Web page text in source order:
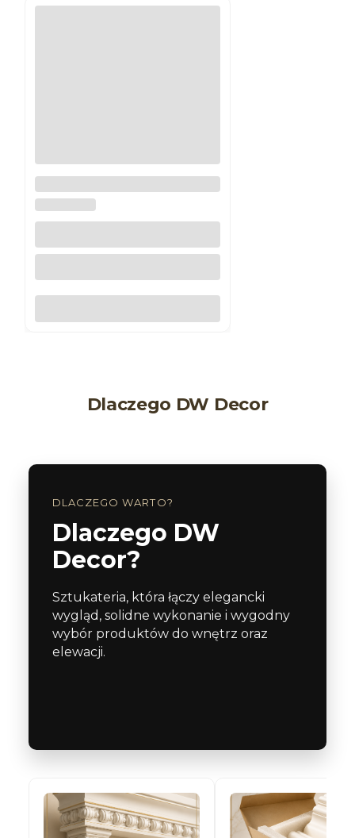
302
Dlaczego DW Decor
DLACZEGO WARTO?
Dlaczego DW
Decor?
Sztukateria, która łączy elegancki
wygląd, solidne wykonanie i wygodny
wybór produktów do wnętrz oraz
elewacji.